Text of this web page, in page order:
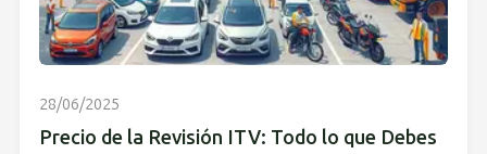
28/06/2025
Precio de la Revisión ITV: Todo lo que Debes